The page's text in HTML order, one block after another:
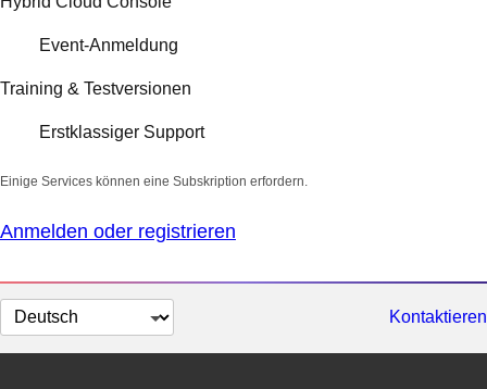
Event-Anmeldung
Training & Testversionen
Erstklassiger Support
Einige Services können eine Subskription erfordern.
Anmelden oder registrieren
Sprache
auswählen
Kontaktieren